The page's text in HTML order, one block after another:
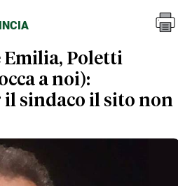
Articoli
La Provincia
Emilia, Poletti
a noi):
il sindaco il sito non